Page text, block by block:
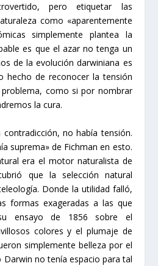
pero etiquetar las
como «aparentemente
simplemente plantea la
es que el azar no tenga un
de la evolución darwiniana es
hecho de reconocer la tensión
como si por nombrar
la cura.
contradicción, no había tensión.
suprema» de Fichman en esto.
era el motor naturalista de
que la selección natural
Donde la utilidad falló,
formas exageradas a las que
ensayo de 1856 sobre el
colores y el plumaje de
simplemente belleza por el
Darwin no tenía espacio para tal